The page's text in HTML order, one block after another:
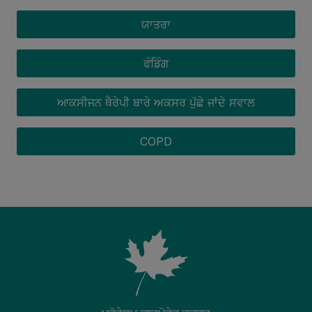
ਯਾਤਰਾ
ਫੰਡਿੰਗ
ਆਕਸੀਜਨ ਥੈਰੇਪੀ ਬਾਰੇ ਅਕਸਰ ਪੁੱਛੇ ਜਾਂਦੇ ਸਵਾਲ
COPD